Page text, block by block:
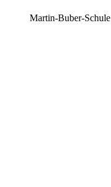
Martin-Buber-Schule